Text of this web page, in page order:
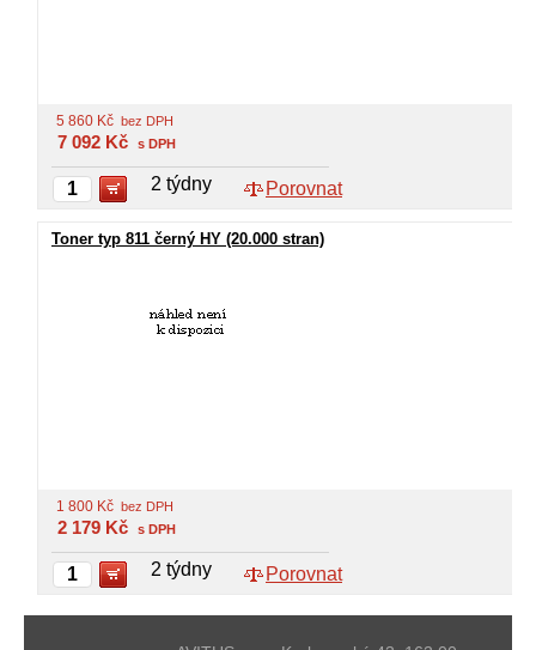
5 860 Kč bez DPH
7 092 Kč s DPH
Porovnat
2 týdny
Toner typ 811 černý HY (20.000 stran)
1 800 Kč bez DPH
2 179 Kč s DPH
Porovnat
2 týdny